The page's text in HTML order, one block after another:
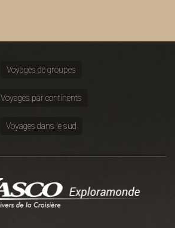
Voyages de groupes
Voyages par continents
Voyages dans le sud